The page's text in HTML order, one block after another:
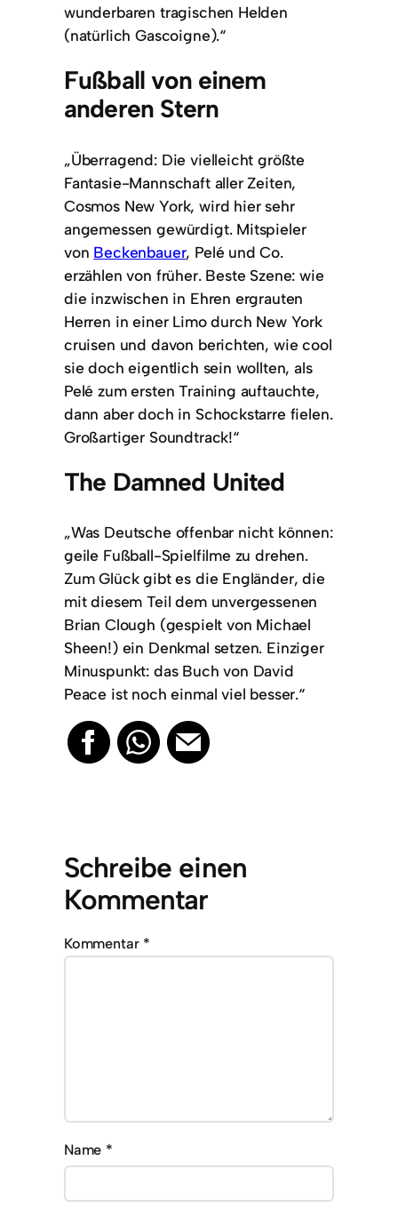
wunderbaren tragischen Helden
(natürlich Gascoigne).“
Fußball von einem
anderen Stern
„Überragend: Die vielleicht größte
Fantasie-Mannschaft aller Zeiten,
Cosmos New York, wird hier sehr
angemessen gewürdigt. Mitspieler
von Beckenbauer, Pelé und Co.
erzählen von früher. Beste Szene: wie
die inzwischen in Ehren ergrauten
Herren in einer Limo durch New York
cruisen und davon berichten, wie cool
sie doch eigentlich sein wollten, als
Pelé zum ersten Training auftauchte,
dann aber doch in Schockstarre fielen.
Großartiger Soundtrack!“
The Damned United
„Was Deutsche offenbar nicht können:
geile Fußball-Spielfilme zu drehen.
Zum Glück gibt es die Engländer, die
mit diesem Teil dem unvergessenen
Brian Clough (gespielt von Michael
Sheen!) ein Denkmal setzen. Einziger
Minuspunkt: das Buch von David
Peace ist noch einmal viel besser.“
Schreibe einen
Kommentar
Kommentar *
Name *